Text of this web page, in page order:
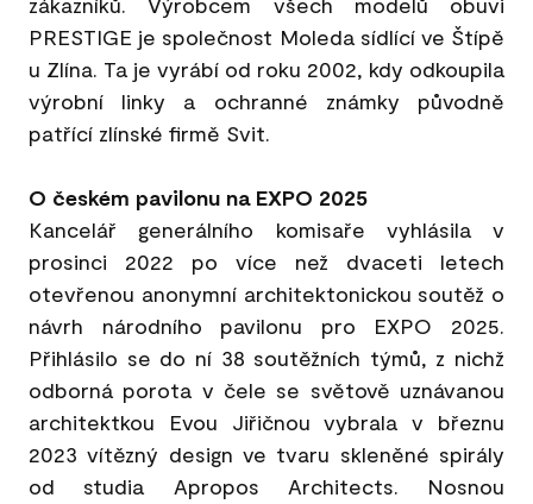
PRESTIGE je společnost Moleda sídlící ve Štípě
u Zlína. Ta je vyrábí od roku 2002, kdy odkoupila
výrobní linky a ochranné známky původně
patřící zlínské firmě Svit.
O českém pavilonu na EXPO 2025
Kancelář generálního komisaře vyhlásila v
prosinci 2022 po více než dvaceti letech
otevřenou anonymní architektonickou soutěž o
návrh národního pavilonu pro EXPO 2025.
Přihlásilo se do ní 38 soutěžních týmů, z nichž
odborná porota v čele se světově uznávanou
architektkou Evou Jiřičnou vybrala v březnu
2023 vítězný design ve tvaru skleněné spirály
od studia Apropos Architects. Nosnou